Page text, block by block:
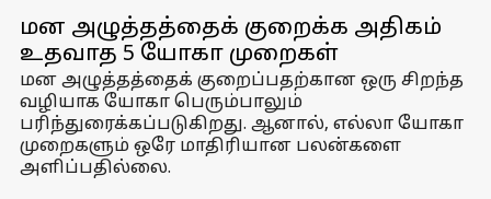
மன அழுத்தத்தைக் குறைக்க அதிகம்
உதவாத 5 யோகா முறைகள்
மன அழுத்தத்தைக் குறைப்பதற்கான ஒரு சிறந்த
வழியாக யோகா பெரும்பாலும்
பரிந்துரைக்கப்படுகிறது. ஆனால், எல்லா யோகா
முறைகளும் ஒரே மாதிரியான பலன்களை
அளிப்பதில்லை.